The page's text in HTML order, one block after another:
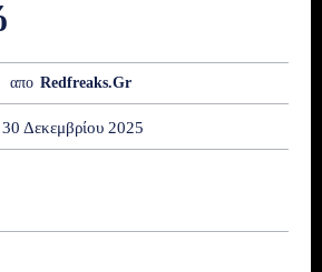
απο Redfreaks.gr
30 Δεκεμβρίου 2025